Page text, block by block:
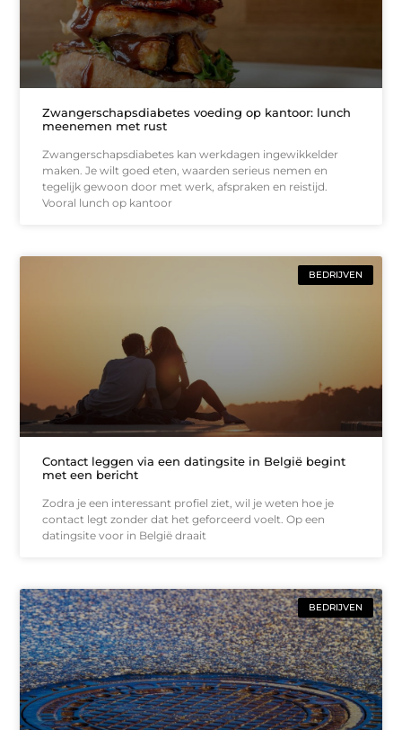
Zwangerschapsdiabetes voeding op kantoor: lunch
meenemen met rust
Zwangerschapsdiabetes kan werkdagen ingewikkelder
maken. Je wilt goed eten, waarden serieus nemen en
tegelijk gewoon door met werk, afspraken en reistijd.
Vooral lunch op kantoor
BEDRIJVEN
Contact leggen via een datingsite in België begint
met een bericht
Zodra je een interessant profiel ziet, wil je weten hoe je
contact legt zonder dat het geforceerd voelt. Op een
datingsite voor in België draait
BEDRIJVEN